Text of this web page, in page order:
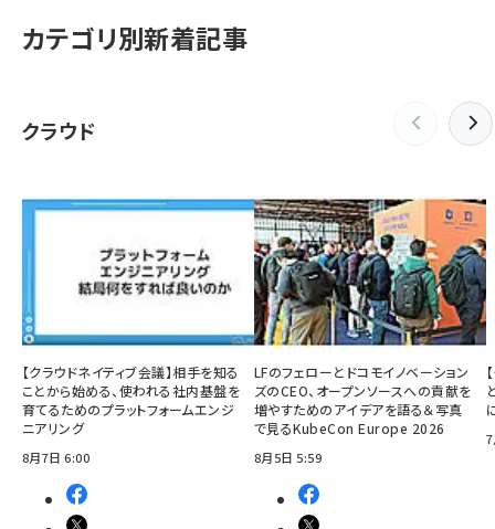
カテゴリ別新着記事
クラウド
【クラウドネイティブ会議】相手を知る
ことから始める、使われる社内基盤を
育てるためのプラットフォームエンジ
ニアリング
8月7日 6:00
LFのフェローとドコモイノベーション
ズのCEO、オープンソースへの貢献を
増やすためのアイデアを語る＆写真
で見るKubeCon Europe 2026
8月5日 5:59